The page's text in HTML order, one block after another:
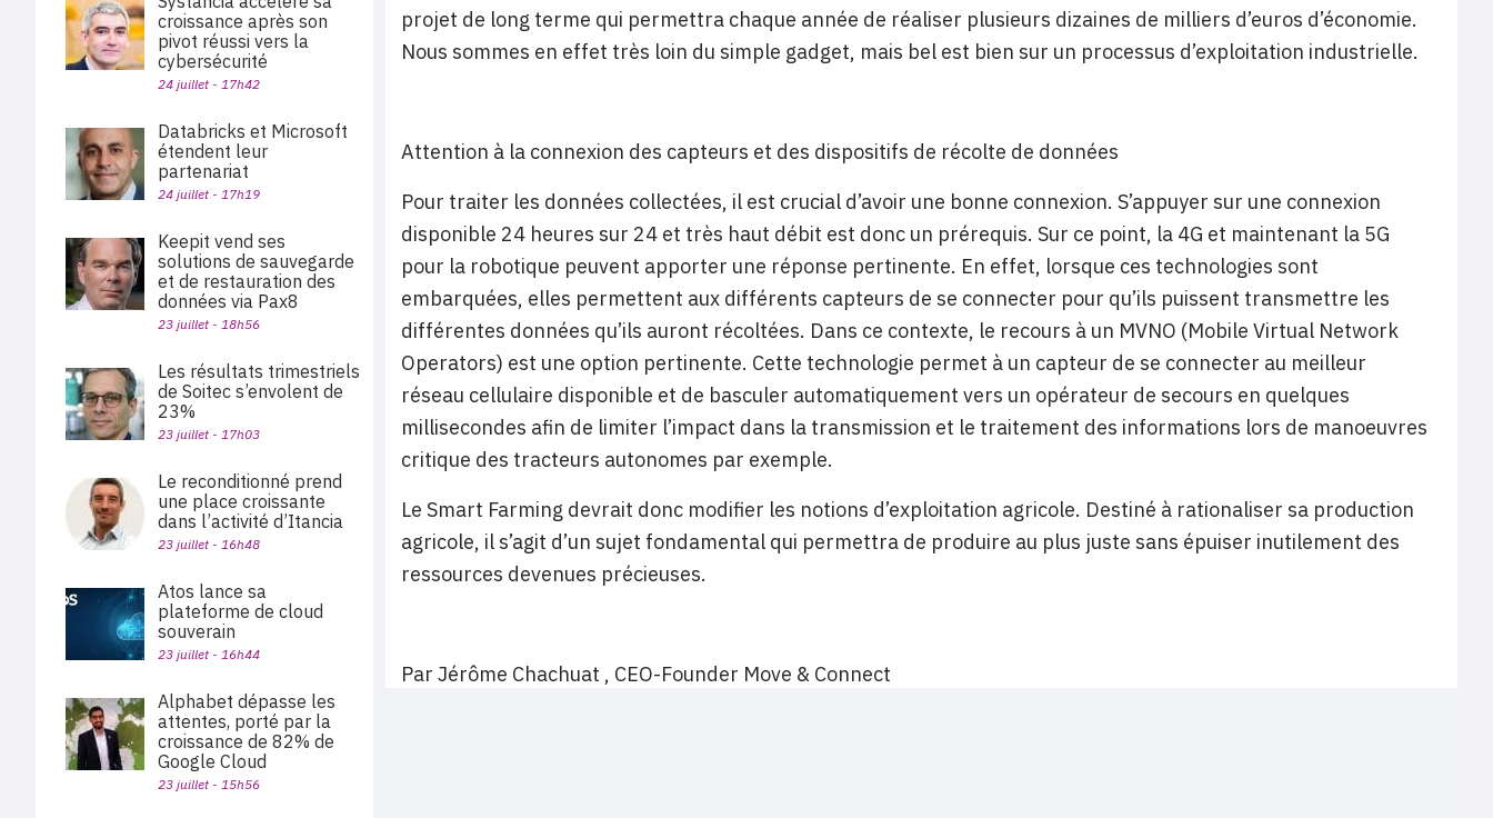
projet de long terme qui permettra chaque année de réaliser plusieurs dizaines de milliers d’euros d’économie.
Nous sommes en effet très loin du simple gadget, mais bel est bien sur un processus d’exploitation industrielle.
Attention à la connexion des capteurs et des dispositifs de récolte de données
Pour traiter les données collectées, il est crucial d’avoir une bonne connexion. S’appuyer sur une connexion
disponible 24 heures sur 24 et très haut débit est donc un prérequis. Sur ce point, la 4G et maintenant la 5G
pour la robotique peuvent apporter une réponse pertinente. En effet, lorsque ces technologies sont
embarquées, elles permettent aux différents capteurs de se connecter pour qu’ils puissent transmettre les
différentes données qu’ils auront récoltées. Dans ce contexte, le recours à un MVNO (Mobile Virtual Network
Operators) est une option pertinente. Cette technologie permet à un capteur de se connecter au meilleur
réseau cellulaire disponible et de basculer automatiquement vers un opérateur de secours en quelques
millisecondes afin de limiter l’impact dans la transmission et le traitement des informations lors de manoeuvres
critique des tracteurs autonomes par exemple.
Le Smart Farming devrait donc modifier les notions d’exploitation agricole. Destiné à rationaliser sa production
agricole, il s’agit d’un sujet fondamental qui permettra de produire au plus juste sans épuiser inutilement des
ressources devenues précieuses.
Par Jérôme Chachuat , CEO-Founder Move & Connect
croissance après son
pivot réussi vers la
cybersécurité
24 juillet - 17h42
Databricks et Microsoft
étendent leur
partenariat
24 juillet - 17h19
Keepit vend ses
solutions de sauvegarde
et de restauration des
données via Pax8
23 juillet - 18h56
Les résultats trimestriels
de Soitec s’envolent de
23%
23 juillet - 17h03
Le reconditionné prend
une place croissante
dans l’activité d’Itancia
23 juillet - 16h48
Atos lance sa
plateforme de cloud
souverain
23 juillet - 16h44
Alphabet dépasse les
attentes, porté par la
croissance de 82% de
Google Cloud
23 juillet - 15h56